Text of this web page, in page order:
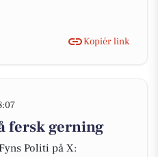
Kopiér link
fersk gerning
Politi på X: